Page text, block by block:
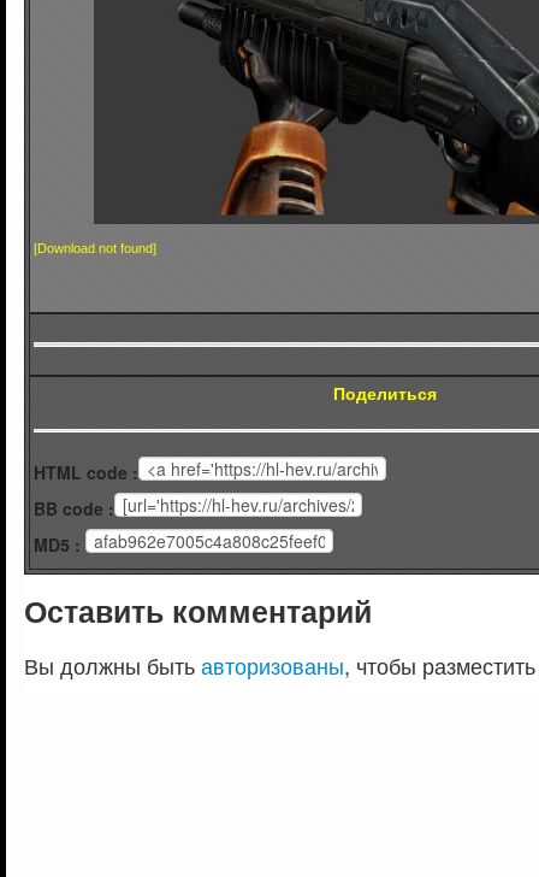
[Download not found]
Поделиться
HTML code :
BB code :
MD5 :
Оставить комментарий
Вы должны бытьавторизованы, чтобы